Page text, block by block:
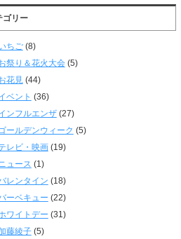
ゴリー
ちご(8)
祭り＆花火大会(5)
花見(44)
ベント (36)
ンフルエンザ(27)
ールデンウィーク (5)
レビ・映画(19)
ュース (1)
レンタイン (18)
ーベキュー (22)
ワイトデー (31)
藤綾子(5)